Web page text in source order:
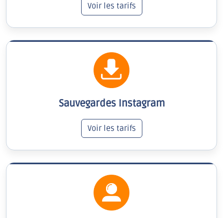
Voir les tarifs
Sauvegardes Instagram
Voir les tarifs